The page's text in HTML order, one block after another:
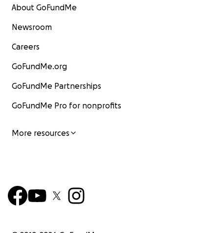
About GoFundMe
Newsroom
Careers
GoFundMe.org
GoFundMe Partnerships
GoFundMe Pro for nonprofits
More resources